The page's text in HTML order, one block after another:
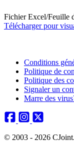
Fichier Excel/Feuille
Télécharger pour
Conditions
Politique de
Politique des
Signaler un
Marre des
© 2003 - 2026